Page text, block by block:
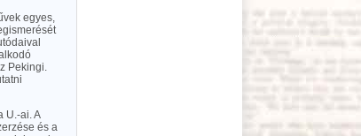
egyes,
Pekingi.
U.-ai. A
és a